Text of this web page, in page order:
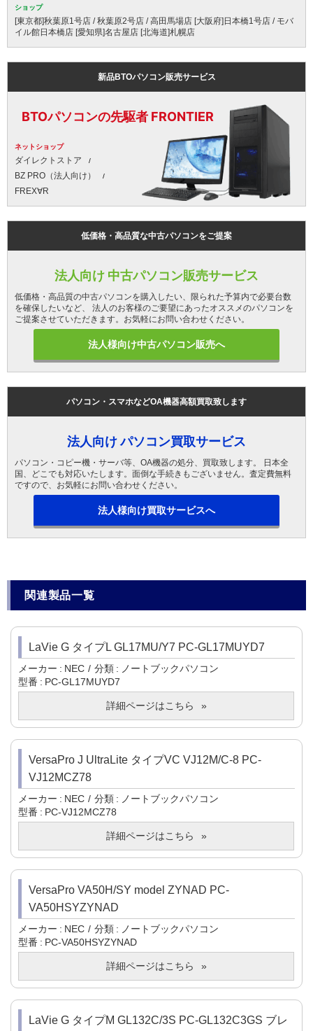
ショップ
[東京都]秋葉原1号店 / 秋葉原2号店 / 高田馬場店 [大阪府]日本橋1号店 / モバ
イル館日本橋店 [愛知県]名古屋店 [北海道]札幌店
新品BTOパソコン販売サービス
BTOパソコンの先駆者 FRONTIER
ネットショップ
ダイレクトストア
BZ PRO（法人向け）
FREX∀R
低価格・高品質な中古パソコンをご提案
法人向け 中古パソコン販売サービス
低価格・高品質の中古パソコンを購入したい、限られた予算内で必要台数
を確保したいなど、 法人のお客様のご要望にあったオススメのパソコンを
ご提案させていただきます。お気軽にお問い合わせください。
法人様向け中古パソコン販売へ
パソコン・スマホなどOA機器高額買取致します
法人向け パソコン買取サービス
パソコン・コピー機・サーバ等、OA機器の処分、買取致します。 日本全
国、どこでも対応いたします。面倒な手続きもございません。査定費無料
ですので、お気軽にお問い合わせください。
法人様向け買取サービスへ
関連製品一覧
LaVie G タイプL GL17MU/Y7 PC-GL17MUYD7
メーカー NEC 分類
ノートブックパソコン
型番
PC-GL17MUYD7
詳細ページはこちら
VersaPro J UltraLite タイプVC VJ12M/C-8 PC-
VJ12MCZ78
メーカー NEC 分類
ノートブックパソコン
型番
PC-VJ12MCZ78
詳細ページはこちら
VersaPro VA50H/SY model ZYNAD PC-
VA50HSYZYNAD
メーカー NEC 分類
ノートブックパソコン
型番
PC-VA50HSYZYNAD
詳細ページはこちら
LaVie G タイプM GL132C/3S PC-GL132C3GS ブレ